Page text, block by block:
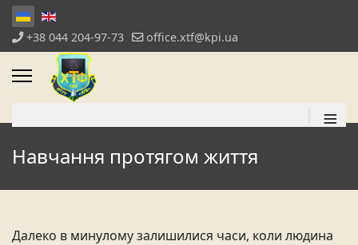
+38 044 204-97-73 office.xtf@kpi.ua
≡
Навчання протягом життя
Далеко в минуломузалишилися часи, коли людина